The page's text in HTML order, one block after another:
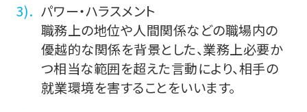
パワー・ハラスメント
職務上の地位や人間関係などの職場内の
優越的な関係を背景とした、業務上必要か
つ相当な範囲を超えた言動により、相手の
就業環境を害することをいいます。